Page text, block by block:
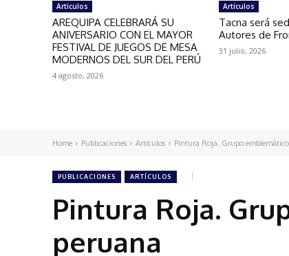
Artículos
AREQUIPA CELEBRARÁ SU
ANIVERSARIO CON EL MAYOR
FESTIVAL DE JUEGOS DE MESA
MODERNOS DEL SUR DEL PERÚ
4 agosto, 2026
Artículos
Tacna será
Autores de
31 julio, 2026